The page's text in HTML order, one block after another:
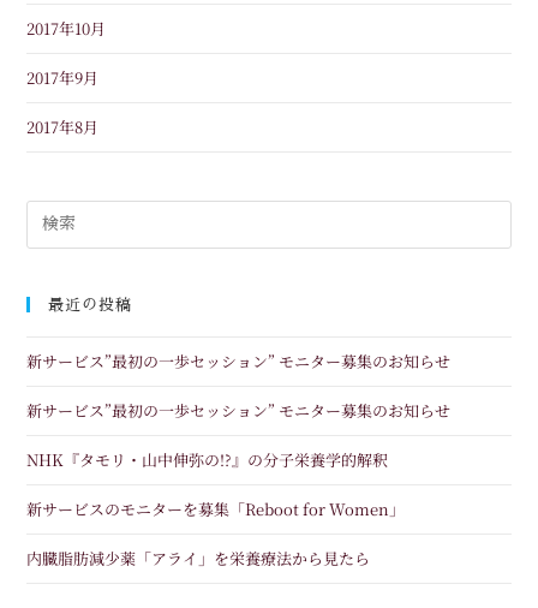
2017年10月
2017年9月
2017年8月
最近の投稿
新サービス”最初の一歩セッション” モニター募集のお知らせ
新サービス”最初の一歩セッション” モニター募集のお知らせ
NHK『タモリ・山中伸弥の!?』の分子栄養学的解釈
新サービスのモニターを募集「Reboot for Women」
内臓脂肪減少薬「アライ」を栄養療法から見たら